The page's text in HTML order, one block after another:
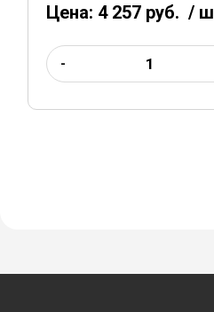
Цена: 4 257 руб. /
-